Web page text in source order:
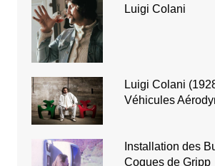
Luigi Colani
Luigi Colani
Véhicules
Installation des
Coques de Gripp